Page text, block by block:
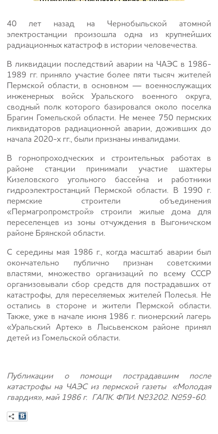
40 лет назад на Чернобыльской атомной
электростанции произошла одна из крупнейших
радиационных катастроф в истории человечества.
В ликвидации последствий аварии на ЧАЭС в 1986-
1989 гг. приняло участие более пяти тысяч жителей
Пермской области, в основном — военнослужащих
инженерных войск Уральского военного округа,
сводный полк которого базировался около поселка
Брагин Гомельской области. Не менее 750 пермских
ликвидаторов радиационной аварии, доживших до
начала 2020-х гг., были признаны инвалидами.
В горнопроходческих и строительных работах в
районе станции принимали участие шахтеры
Кизеловского угольного бассейна и работники
гидроэлектростанций Пермской области. В 1990 г.
пермские строители объединения
«Пермагропромстрой» строили жилые дома для
переселенцев из зоны отчуждения в Выгоничском
районе Брянской области.
С середины мая 1986 г., когда масштаб аварии был
окончательно публично признан советскими
властями, множество организаций по всему СССР
организовывали сбор средств для пострадавших от
катастрофы, для переселяемых жителей Полесья. Не
остались в стороне и жители Пермской области.
Также, уже в начале июня 1986 г. пионерский лагерь
«Уральский Артек» в Лысьвенском районе принял
детей из Гомельской области.
Публикации о помощи пострадавшим после
катастрофы на ЧАЭС из пермской газеты «Молодая
гвардия», май 1986 г. ГАПК. ФПИ. №3202. №59-60.